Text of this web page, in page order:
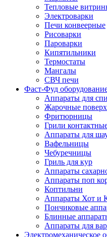
Тепловые
Электроварки
Печи конвеерные
Рисоварки
Пароварки
Кипятильники
Термостаты
Мангалы
СВЧ печи
Фаст-Фуд
Аппараты для
Жарочные
Фритюрницы
Грили
Аппараты для
Вафельницы
Чебуречницы
Гриль для кур
Аппараты
Аппараты поп
Коптильни
Аппараты Хот и
Пончиковые
Блинные
Аппараты для
Электромеханическое